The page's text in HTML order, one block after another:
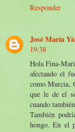
Responder
José María
19:38
Hola Fina-
afectando el
como Murcia,
que le de el
cuando
También
hongo. En el